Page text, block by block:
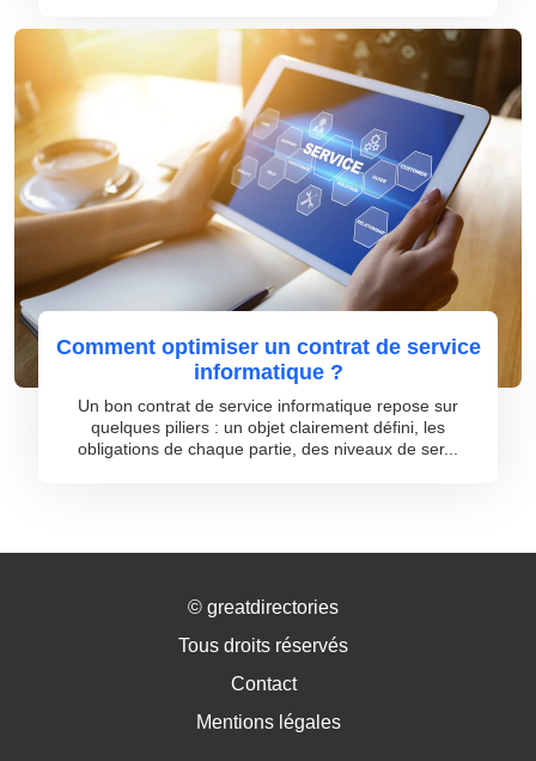
Comment optimiser un contrat de service
informatique ?
Un bon contrat de service informatique repose sur
quelques piliers : un objet clairement défini, les
obligations de chaque partie, des niveaux de ser...
© greatdirectories
Tous droits réservés
Contact
Mentions légales